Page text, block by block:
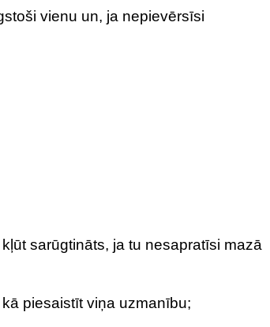
vienu un, ja nepievērsīsi
sarūgtināts, ja tu nesapratīsi mazā
piesaistīt viņa uzmanību;